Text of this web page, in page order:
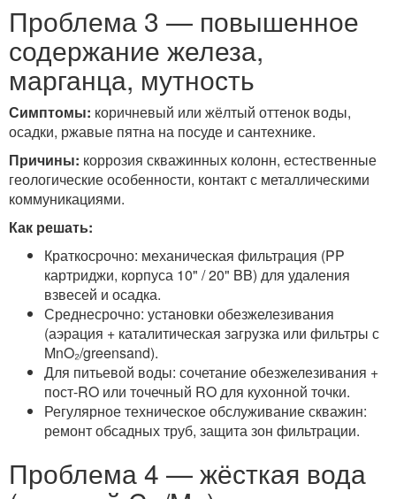
Проблема 3 — повышенное
содержание железа,
марганца, мутность
Симптомы: коричневый или жёлтый оттенок воды,
осадки, ржавые пятна на посуде и сантехнике.
Причины: коррозия скважинных колонн, естественные
геологические особенности, контакт с металлическими
коммуникациями.
Как решать:
Краткосрочно: механическая фильтрация (PP
картриджи, корпуса 10" / 20" BB) для удаления
взвесей и осадка.
Среднесрочно: установки обезжелезивания
(аэрация + каталитическая загрузка или фильтры с
MnO₂/greensand).
Для питьевой воды: сочетание обезжелезивания +
пост-RO или точечный RO для кухонной точки.
Регулярное техническое обслуживание скважин:
ремонт обсадных труб, защита зон фильтрации.
Проблема 4 — жёсткая вода